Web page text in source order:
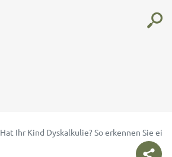
Hat Ihr Kind Dyskalkulie? So erkennen Sie